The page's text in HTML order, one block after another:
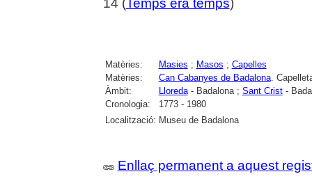
Matèries: Masies ; Masos ; Capelles
Matèries:
Can Cabanyes de Badalona.
Àmbit:
Lloreda- Badalona ; Sant Crist-
Cronologia:
1773 - 1980
Localització: Museu de Badalona
Enllaç permanent a aquest